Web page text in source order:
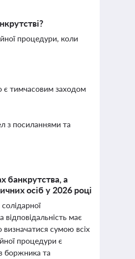
процедури, коли
є тимчасовим заходом
з посиланнями та
банкрутства, а
осіб у 2026 році
має
визначатися сумою всіх
процедури є
боржника та